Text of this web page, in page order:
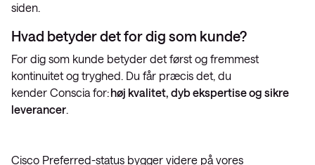
siden.
Hvad betyder det for dig som kunde?
For dig som kunde betyder det først og fremmest
kontinuitet og tryghed. Du får præcis det, du
kender Conscia for:høj kvalitet, dyb ekspertise og sikre
leverancer.
Cisco Preferred-status bygger videre på vores